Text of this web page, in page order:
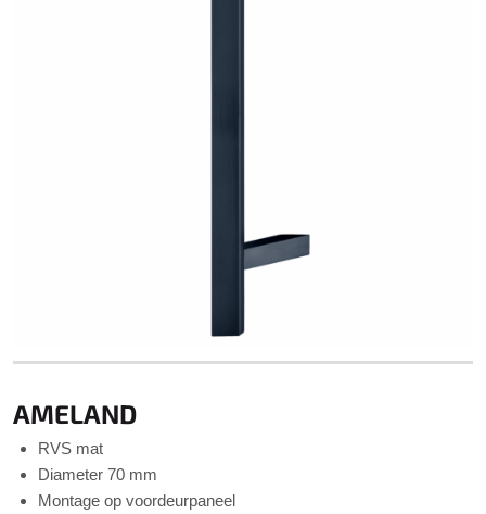
AMELAND
RVS mat
Diameter 70 mm
Montage op voordeurpaneel